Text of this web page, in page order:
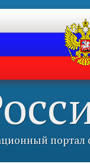
портал